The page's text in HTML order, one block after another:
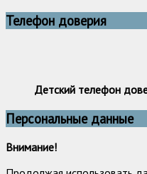
Телефон доверия
Детский телефон
Персональные данные
Внимание!